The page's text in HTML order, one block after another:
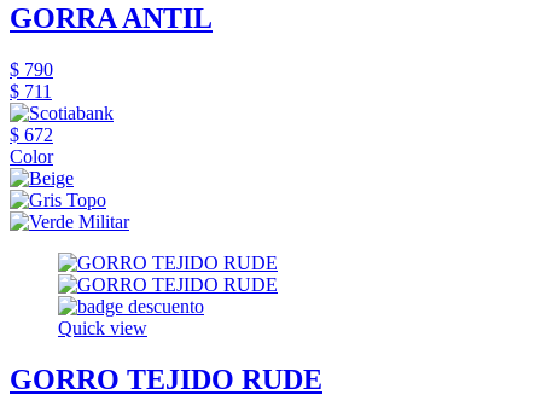
GORRA ANTIL
$ 790
$ 711
$ 672
Color
Quick view
GORRO TEJIDO RUDE